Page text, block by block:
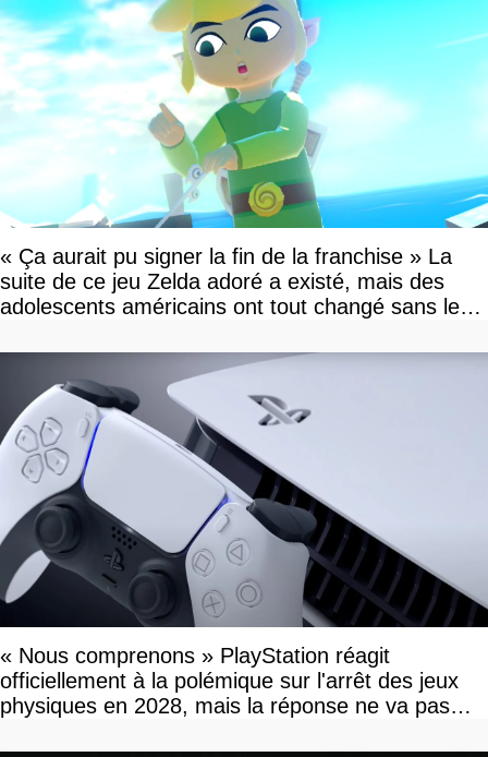
« Ça aurait pu signer la fin de la franchise » La
suite de ce jeu Zelda adoré a existé, mais des
adolescents américains ont tout changé sans le
« Nous comprenons » PlayStation réagit
officiellement à la polémique sur l'arrêt des jeux
physiques en 2028, mais la réponse ne va pas